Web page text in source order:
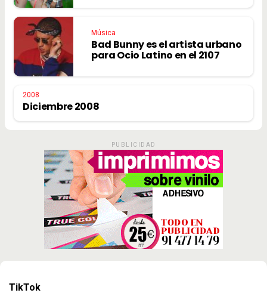
Música
Bad Bunny es el artista urbano
para Ocio Latino en el 2107
2008
Diciembre 2008
PUBLICIDAD
TikTok